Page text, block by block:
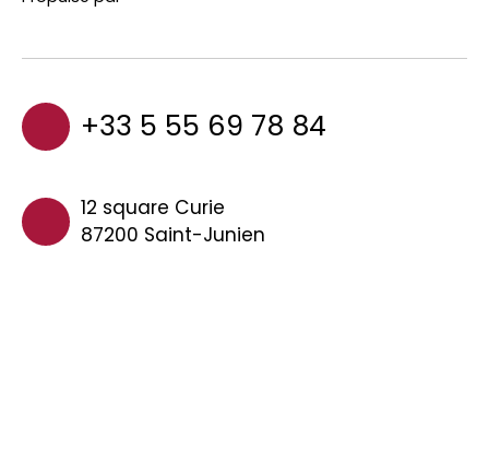
+33 5 55 69 78 84
12 square Curie
87200 Saint-Junien